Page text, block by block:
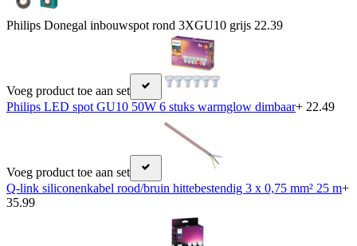
Philips Donegal inbouwspot rond 3XGU10 grijs 22.39
Voeg product toe aan set
Philips LED spot GU10 50W 6 stuks warmglow dimbaar+ 22.49
Voeg product toe aan set
Q-link siliconenkabel rood/bruin hittebestendig 3 x 0,75 mm² 25 m+
35.99